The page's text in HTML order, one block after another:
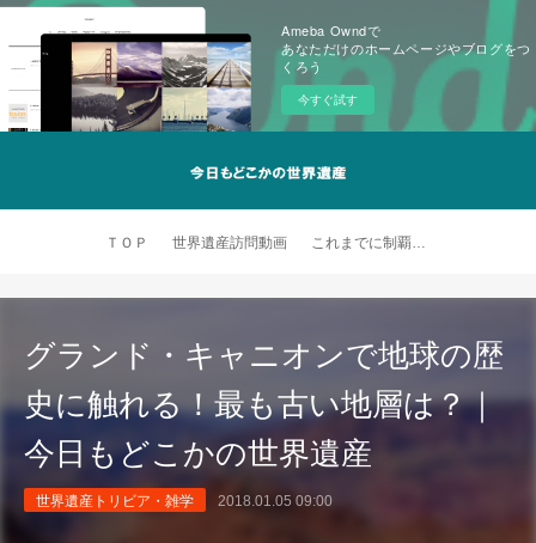
Ameba Owndで
あなただけのホームページやブログをつ
くろう
今すぐ試す
ＴＯＰ 世界遺産訪問動画 これまでに制覇した世界遺産
グランド・キャニオンで地球の歴
史に触れる！最も古い地層は？｜
今日もどこかの世界遺産
世界遺産トリビア・雑学 2018.01.05 09:00